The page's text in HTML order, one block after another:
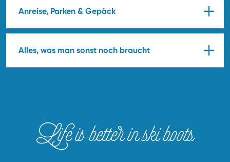
Anreise, Parken & Gepäck
Alles, was man sonst noch braucht
Life is better in ski boots